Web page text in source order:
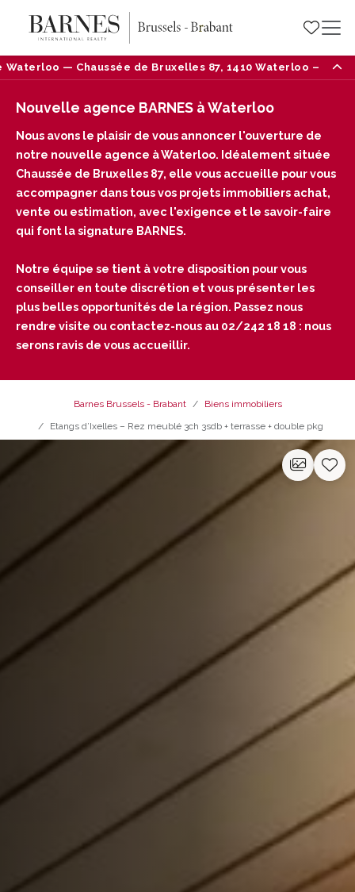
Bruxelles 87, 1410 Waterloo — Tél : 02/242 18 18
Nouvelle agence BARNES à Waterloo
Nous avons le plaisir de vous annoncer l'ouverture de
notre nouvelle agence à Waterloo. Idéalement située
Chaussée de Bruxelles 87, elle vous accueille pour vous
accompagner dans tous vos projets immobiliers achat,
vente ou estimation, avec l'exigence et le savoir-faire
qui font la signature BARNES.
Notre équipe se tient à votre disposition pour vous
conseiller en toute discrétion et vous présenter les
plus belles opportunités de la région. Passez nous
rendre visite ou contactez-nous au 02/242 18 18 : nous
serons ravis de vous accueillir.
Barnes Brussels - Brabant
Biens immobiliers
Etangs d’Ixelles – Rez meublé 3ch 3sdb + terrasse + double pkg